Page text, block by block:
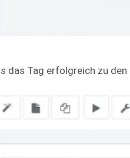
das Tag erfolgreich zu